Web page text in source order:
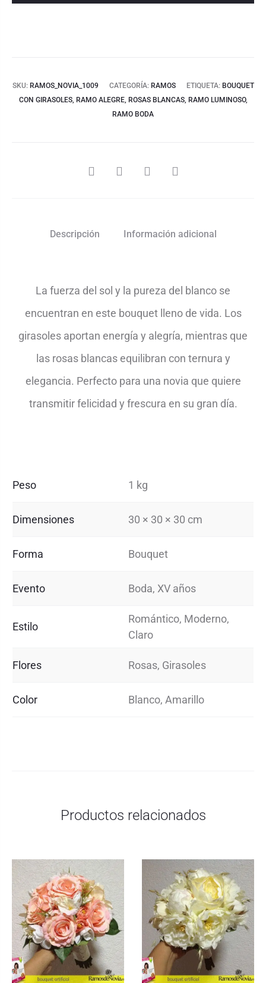
SKU: RAMOS_NOVIA_1009 CATEGORÍA: RAMOS ETIQUETA: BOUQUET
CON GIRASOLES, RAMO ALEGRE, ROSAS BLANCAS, RAMO LUMINOSO,
RAMO BODA
Descripción Información adicional
La fuerza del sol y la pureza del blanco se
encuentran en este bouquet lleno de vida. Los
girasoles aportan energía y alegría, mientras que
las rosas blancas equilibran con ternura y
elegancia. Perfecto para una novia que quiere
transmitir felicidad y frescura en su gran día.
Peso 1 kg
Dimensiones 30 × 30 × 30 cm
Forma Bouquet
Evento Boda, XV años
Estilo
Romántico, Moderno,
Claro
Flores Rosas, Girasoles
Color Blanco, Amarillo
Productos relacionados